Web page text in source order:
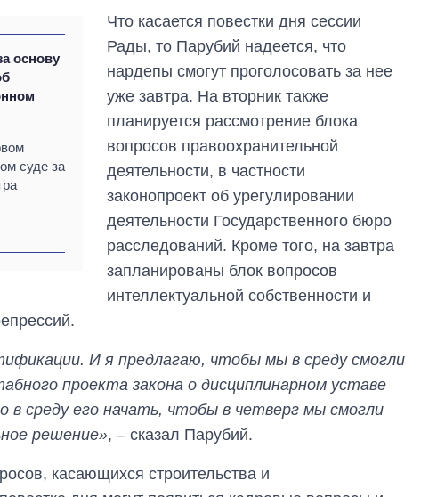
основу
суде за
Что касается повестки дня сессии
Рады, то Парубий надеется, что
нардепы смогут проголосовать за нее
уже завтра. На вторник также
планируется рассмотрение блока
вопросов правоохранительной
деятельности, в частности
законопроект об урегулировании
деятельности Государственного бюро
расследований. Кроме того, на завтра
запланированы блок вопросов
интеллектуальной собственности и
И я предлагаю, чтобы мы в среду смогли
проекта закона о дисциплинарном уставе
в среду его начать, чтобы в четверг мы смогли
решение», – сказал Парубий.
касающихся строительства и